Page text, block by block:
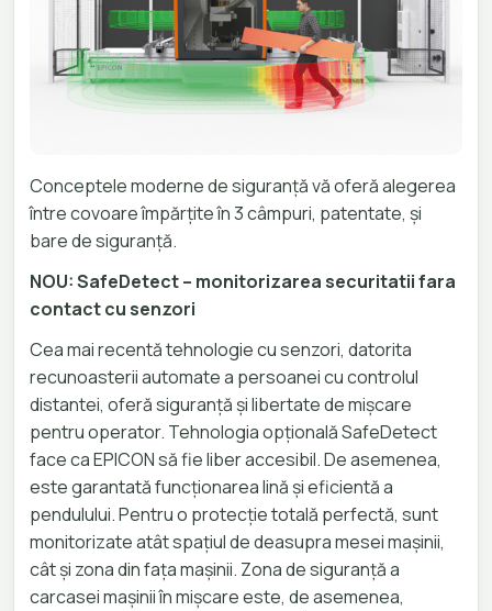
Conceptele moderne de siguranță vă oferă alegerea
între covoare împărțite în 3 câmpuri, patentate, și
bare de siguranță.
NOU: SafeDetect – monitorizarea securitatii fara
contact cu senzori
Cea mai recentă tehnologie cu senzori, datorita
recunoasterii automate a persoanei cu controlul
distantei, oferă siguranță și libertate de mișcare
pentru operator. Tehnologia opțională SafeDetect
face ca EPICON să fie liber accesibil. De asemenea,
este garantată funcționarea lină și eficientă a
pendulului. Pentru o protecție totală perfectă, sunt
monitorizate atât spațiul de deasupra mesei mașinii,
cât și zona din fața mașinii. Zona de siguranță a
carcasei mașinii în mișcare este, de asemenea,